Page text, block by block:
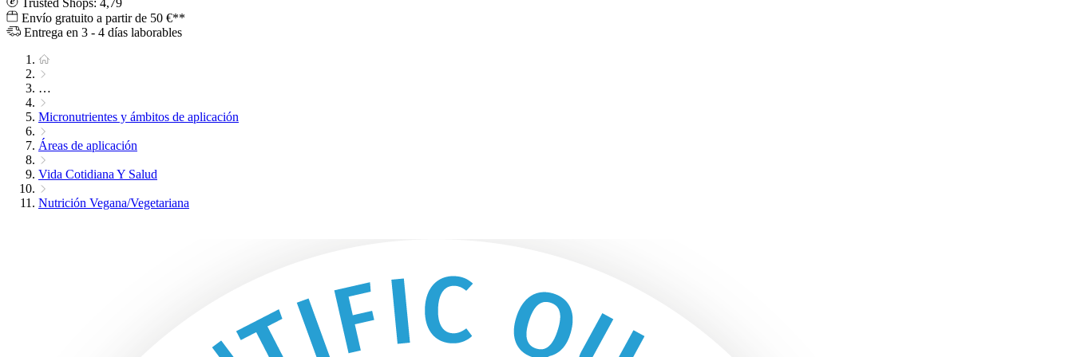
Trusted Shops: 4,79
Envío gratuito a partir de 50 €**
Entrega en 3 - 4 días laborables
…
Micronutrientes y ámbitos de aplicación
Áreas de aplicación
Vida Cotidiana Y Salud
Nutrición Vegana/Vegetariana